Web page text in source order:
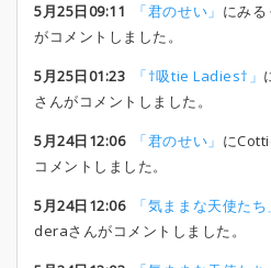
5月25日09:11 「君のせい」 にみ
がコメントしました。
5月25日01:23
「†吸tie Ladies†」
さんがコメントしました。
5月24日12:06
「君のせい」 に
コメントしました。
5月24日12:06
「気ままな天使たち
deraさんがコメントしました。